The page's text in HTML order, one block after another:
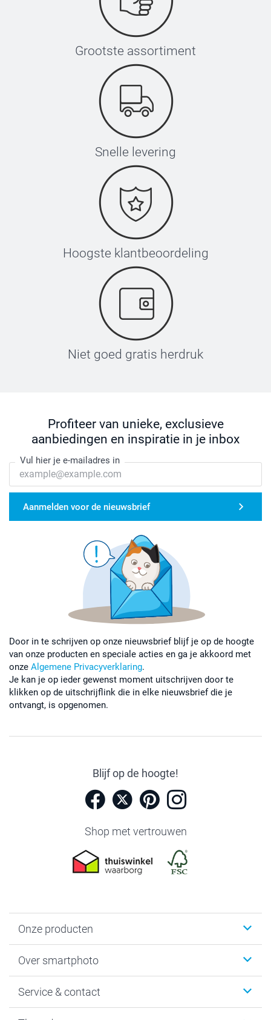
Grootste assortiment
Snelle levering
Hoogste klantbeoordeling
Niet goed gratis herdruk
Profiteer van unieke, exclusieve
aanbiedingen en inspiratie in je inbox
Vul hier je e-mailadres in
Aanmelden voor de nieuwsbrief
Door in te schrijven op onze nieuwsbrief blijf je op de hoogte
van onze producten en speciale acties en ga je akkoord met
onze Algemene Privacyverklaring.
Je kan je op ieder gewenst moment uitschrijven door te
klikken op de uitschrijflink die in elke nieuwsbrief die je
ontvangt, is opgenomen.
Blijf op de hoogte!
Shop met vertrouwen
Onze producten
Fotoboeken
Fotocadeaus
Over smartphoto
Vacatures
Service & contact